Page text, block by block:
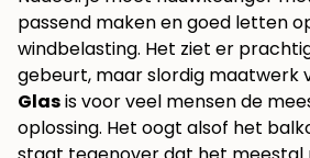
passend maken en goed letten
windbelasting. Het ziet er
gebeurt, maar slordig maatwerk
Glasis voor veel mensen de
oplossing. Het oogt alsof het